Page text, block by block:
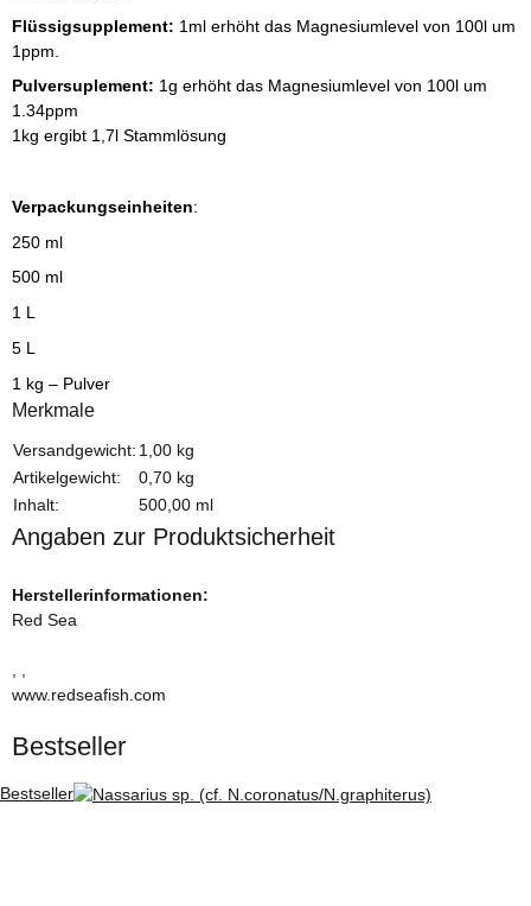
Flüssigsupplement: 1ml erhöht das Magnesiumlevel von 100l um
1ppm.
Pulversuplement: 1g erhöht das Magnesiumlevel von 100l um
1.34ppm
1kg ergibt 1,7l Stammlösung
Verpackungseinheiten:
250 ml
500 ml
1 L
5 L
1 kg – Pulver
Merkmale
Produkteigenschaft
Wert
Versandgewicht: 1,00 kg
Artikelgewicht:
0,70 kg
Inhalt:
500,00 ml
Angaben zur Produktsicherheit
Herstellerinformationen:
Red Sea
www.redseafish.com
Bestseller
Bestseller